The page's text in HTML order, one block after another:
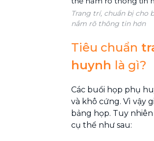
Trang trí, chuẩn bị cho
nắm rõ thông tin hơn
Tiêu chuẩn
huynh là gì?
Các buổi họp phụ
và khô cứng. Vì vậy
bảng họp. Tuy
cụ thể như sau: